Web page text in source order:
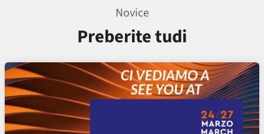
Novice
Preberite tudi